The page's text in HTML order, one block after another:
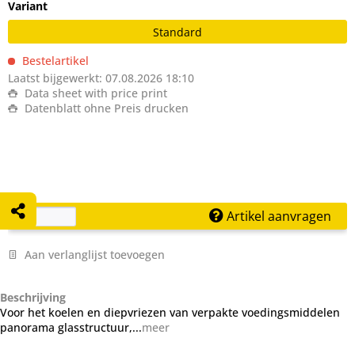
Variant
Standard
Bestelartikel
Laatst bijgewerkt: 07.08.2026 18:10
Data sheet with price print
Datenblatt ohne Preis drucken
Artikel aanvragen
Aan verlanglijst toevoegen
Beschrijving
Voor het koelen en diepvriezen van verpakte voedingsmiddelen
panorama glasstructuur,...meer